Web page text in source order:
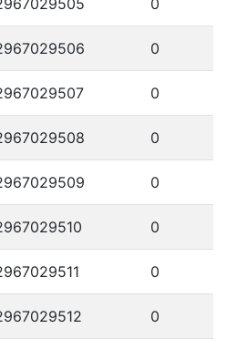
0
0
0
0
0
0
0